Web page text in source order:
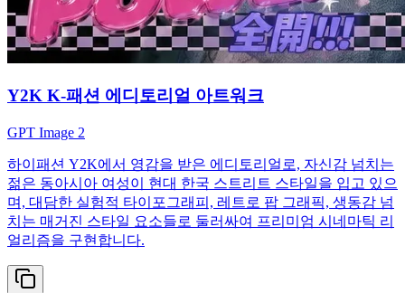
Y2K K-패션 에디토리얼 아트워크
GPT Image 2
하이패션 Y2K에서 영감을 받은 에디토리얼로, 자신감 넘치는
젊은 동아시아 여성이 현대 한국 스트리트 스타일을 입고 있으
며, 대담한 실험적 타이포그래피, 레트로 팝 그래픽, 생동감 넘
치는 매거진 스타일 요소들로 둘러싸여 프리미엄 시네마틱 리
얼리즘을 구현합니다.